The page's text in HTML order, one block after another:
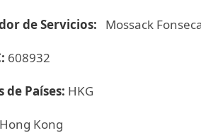
de Servicios: Mossack
608932
de Países: HKG
Hong Kong